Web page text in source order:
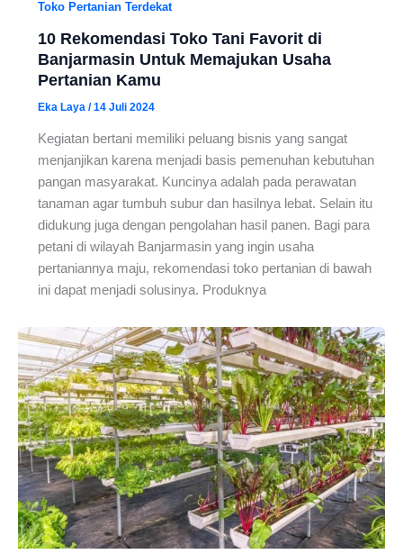
Toko Pertanian Terdekat
10 Rekomendasi Toko Tani Favorit di
Banjarmasin Untuk Memajukan Usaha
Pertanian Kamu
Eka Laya /14 Juli 2024
Kegiatan bertani memiliki peluang bisnis yang sangat
menjanjikan karena menjadi basis pemenuhan kebutuhan
pangan masyarakat. Kuncinya adalah pada perawatan
tanaman agar tumbuh subur dan hasilnya lebat. Selain itu
didukung juga dengan pengolahan hasil panen. Bagi para
petani di wilayah Banjarmasin yang ingin usaha
pertaniannya maju, rekomendasi toko pertanian di bawah
ini dapat menjadi solusinya. Produknya